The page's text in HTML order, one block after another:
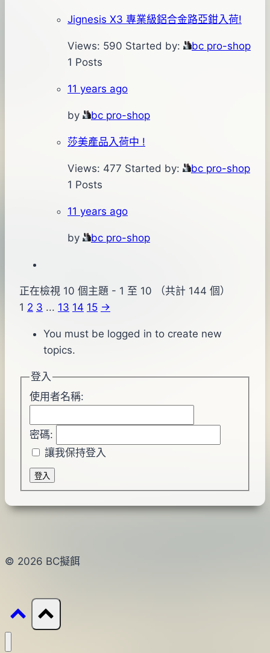
Jignesis X3 專業級鋁合金路亞鉗入荷!
Views: 590 Started by:
bc pro-shop
1 Posts
11 years ago
by bc pro-shop
莎美產品入荷中 !
Views: 477 Started by:
bc pro-shop
1 Posts
11 years ago
by bc pro-shop
正在檢視 10 個主題 - 1 至 10 （共計 144 個）
1 2 3 ... 13 14 15 →
You must be logged in to create new
topics.
登入
使用者名稱:
密碼:
讓我保持登入
登入
© 2026 BC擬餌